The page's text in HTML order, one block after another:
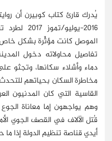
يُدرك قارئ كتاب كوبيرن أن
2016-يوليو/
الموصل كانت مؤثِّرة بشكل
تفاصيل محاولاته دخول
دماء وأشلاء سكانها، وتجثو
مخاطرة السكان بحياتهم
القاسية التي كان المدنيون
وهم يواجهون إما معاناة
قُتل الآلاف في القصف الجوي
أيدي قناصة تنظيم الدولة إذا ما